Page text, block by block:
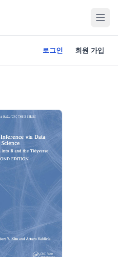
로그인 회원 가입